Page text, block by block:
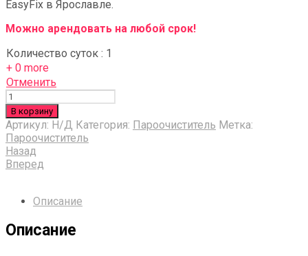
EasyFix в Ярославле.
Можно арендовать на любой срок!
Количество суток : 1
+ 0 more
Отменить
Количество
В корзину
Артикул: Н/Д Категория: Пароочиститель Метка:
Пароочиститель
Назад
Вперед
Описание
Описание